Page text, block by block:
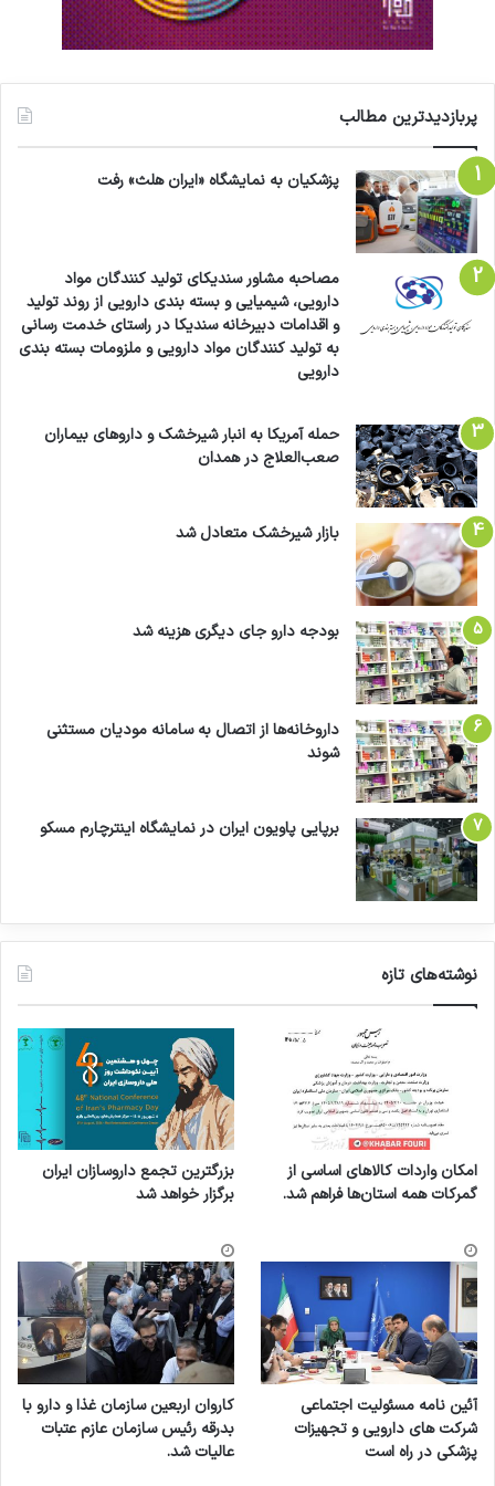
پربازدیدترین مطالب
پزشکیان به نمایشگاه «ایران هلث» رفت
مصاحبه مشاور سندیکای تولید کنندگان مواد
دارویی، شیمیایی و بسته بندی دارویی از روند تولید
و اقدامات دبیرخانه سندیکا در راستای خدمت رسانی
به تولید کنندگان مواد دارویی و ملزومات بسته بندی
دارویی
حمله آمریکا به انبار شیرخشک و داروهای بیماران
صعب‌العلاج در همدان
بازار شیرخشک متعادل شد
بودجه دارو جای دیگری هزینه شد
داروخانه‌ها از اتصال به سامانه مودیان مستثنی
شوند
برپایی پاویون ایران در نمایشگاه اینترچارم مسکو
نوشته‌های تازه
امکان واردات کالاهای اساسی از
گمرکات همه استان‌ها فراهم شد.
بزرگترین تجمع داروسازان ایران
برگزار خواهد شد
آئین نامه مسئولیت اجتماعی
شرکت های دارویی و تجهیزات
پزشکی در راه است
کاروان اربعین سازمان غذا و دارو با
بدرقه رئیس سازمان عازم عتبات
عالیات شد.